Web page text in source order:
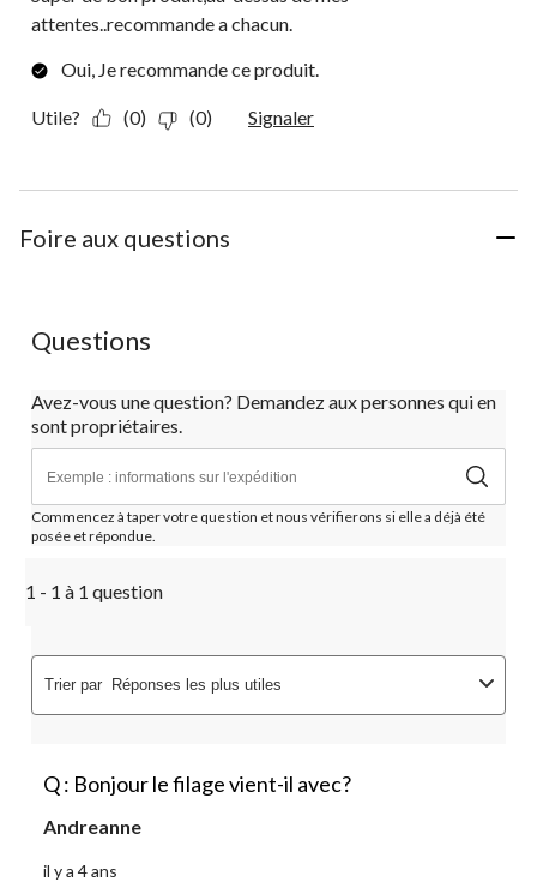
attentes..recommande a chacun.
Oui, Je recommande ce produit.
Utile? (0) (0) Signaler
Foire aux questions
Questions
Avez-vous une question? Demandez aux personnes qui en
sont propriétaires.
Commencez à taper votre question et nous vérifierons si elle a déjà été
posée et répondue.
1 - 1 à 1 question
Trier par Réponses les plus utiles
Q : Bonjour le filage vient-il avec?
Andreanne
il y a 4 ans